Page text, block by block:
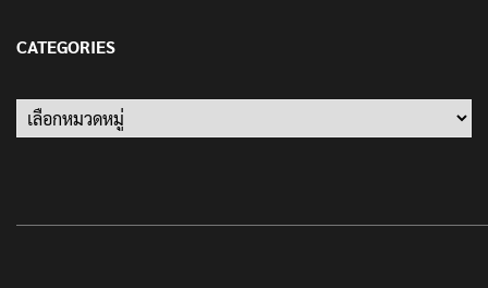
CATEGORIES
Categories